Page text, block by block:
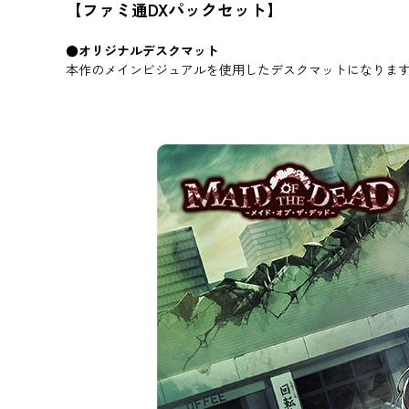
【ファミ通DXパックセット】
●オリジナルデスクマット
本作のメインビジュアルを使用したデスクマットになりま